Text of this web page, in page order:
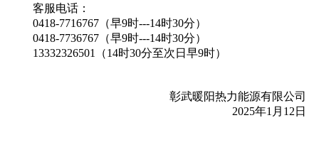
客服电话：
0418-7716767（早9时---14时30分）
0418-7736767（早9时---14时30分）
13332326501（14时30分至次日早9时）
彰武暖阳热力能源有限公司
2025年1月12日